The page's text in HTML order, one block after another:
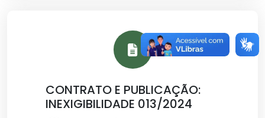
CONTRATO E PUBLICAÇÃO:
INEXIGIBILIDADE 013/2024